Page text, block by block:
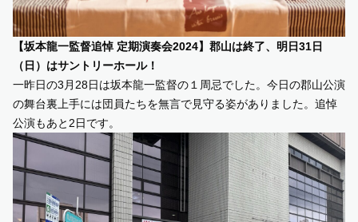
【坂本龍一監督追悼 定期演奏会2024】郡山は終了、明日31日
（日）はサントリーホール！
一昨日の3月28日は坂本龍一監督の１周忌でした。今日の郡山公演
の舞台裏上手には団員たちを無言で見守る姿がありました。追悼
公演もあと2日です。